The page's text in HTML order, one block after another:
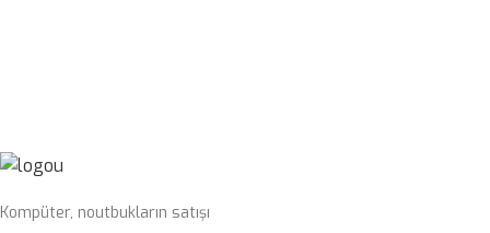
Kompüter, noutbukların satışı